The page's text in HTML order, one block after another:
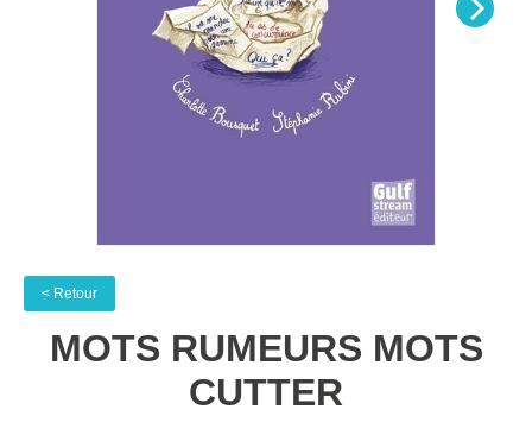
< Retour
MOTS RUMEURS MOTS
CUTTER